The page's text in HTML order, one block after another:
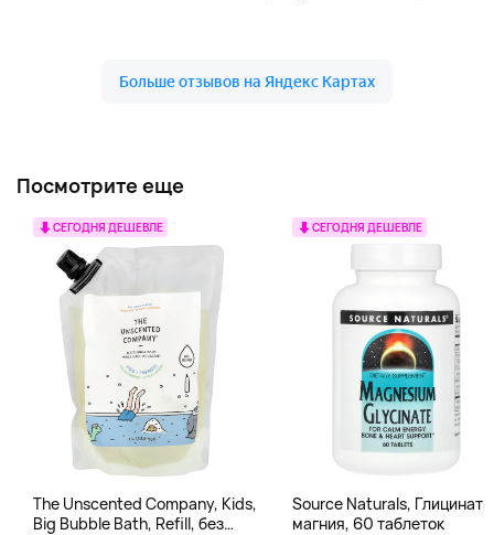
Посмотрите еще
СЕГОДНЯ ДЕШЕВЛЕ
The Unscented Company, Kids,
Big Bubble Bath, Refill, без
СЕГОДНЯ ДЕШЕВЛЕ
Source Naturals, Глицинат
магния, 60 таблеток